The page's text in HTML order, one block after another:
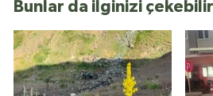
Bunlar da ilginizi çekebilir